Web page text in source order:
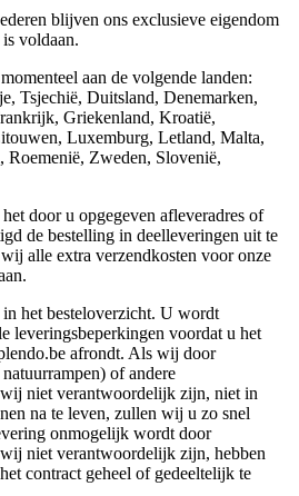
blijven ons exclusieve eigendom
voldaan.
aan de volgende landen:
Tsjechië, Duitsland, Denemarken,
Griekenland, Kroatië,
Luxemburg, Letland, Malta,
Roemenië, Zweden, Slovenië,
door u opgegeven afleveradres of
de bestelling in deelleveringen uit te
alle extra verzendkosten voor onze
het besteloverzicht. U wordt
leveringsbeperkingen voordat u het
afrondt. Als wij door
of andere
niet verantwoordelijk zijn, niet in
na te leven, zullen wij u zo snel
onmogelijk wordt door
niet verantwoordelijk zijn, hebben
contract geheel of gedeeltelijk te